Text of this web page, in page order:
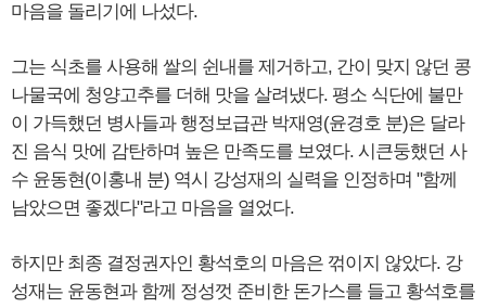
마음을 돌리기에 나섰다.
그는 식초를 사용해 쌀의 쉰내를 제거하고, 간이 맞지 않던 콩
나물국에 청양고추를 더해 맛을 살려냈다. 평소 식단에 불만
이 가득했던 병사들과 행정보급관 박재영(윤경호 분)은 달라
진 음식 맛에 감탄하며 높은 만족도를 보였다. 시큰둥했던 사
수 윤동현(이홍내 분) 역시 강성재의 실력을 인정하며 "함께
남았으면 좋겠다"라고 마음을 열었다.
하지만 최종 결정권자인 황석호의 마음은 꺾이지 않았다. 강
성재는 윤동현과 함께 정성껏 준비한 돈가스를 들고 황석호를